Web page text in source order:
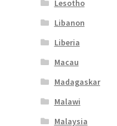
Lesotho
Libanon
Liberia
Macau
Madagaskar
Malawi
Malaysia